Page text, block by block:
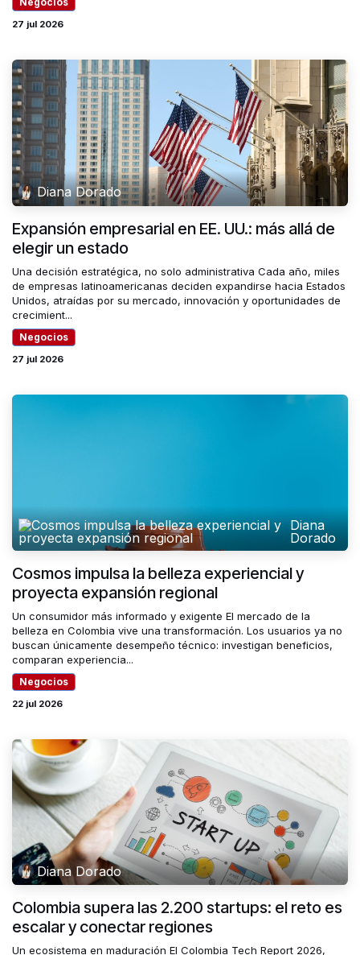
27 jul 2026
Diana Dorado
Expansión empresarial en EE. UU.: más allá de
elegir un estado
Una decisión estratégica, no solo administrativa Cada año, miles
de empresas latinoamericanas deciden expandirse hacia Estados
Unidos, atraídas por su mercado, innovación y oportunidades de
crecimient...
Negocios
27 jul 2026
Diana
Dorado
Cosmos impulsa la belleza experiencial y
proyecta expansión regional
Un consumidor más informado y exigente El mercado de la
belleza en Colombia vive una transformación. Los usuarios ya no
buscan únicamente desempeño técnico: investigan beneficios,
comparan experiencia...
Negocios
22 jul 2026
Diana Dorado
Colombia supera las 2.200 startups: el reto es
escalar y conectar regiones
Un ecosistema en maduración El Colombia Tech Report 2026,